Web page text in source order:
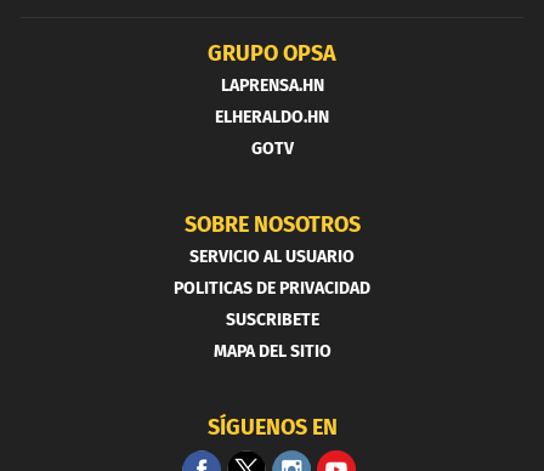
GRUPO OPSA
LAPRENSA.HN
ELHERALDO.HN
GOTV
SOBRE NOSOTROS
SERVICIO AL USUARIO
POLITICAS DE PRIVACIDAD
SUSCRIBETE
MAPA DEL SITIO
SÍGUENOS EN